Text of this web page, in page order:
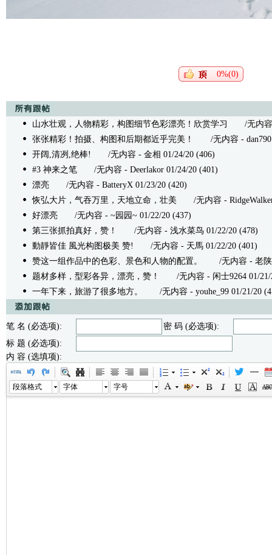
0%(0)
山水壮观，人物精彩，构图细节色彩漂亮！欣赏学习
/无内容 -
张张精彩！拍摄、构图和后期都近乎完美！
/无内容 -
开阔,清冽,绝棒!
/无内容 - 金相 01/24/20 (406)
#3 神来之笔 /无内容 - Deerlakor 01/24/20 (401)
漂亮 /无内容 - BatteryX 01/23/20 (420)
恢弘大片，气吞万里，天地立命，壮美 /无内容 - RidgeWalker
好漂亮 /无内容 - ~园园~ 01/22/20 (437)
第三张抓拍真好，赞！
/无内容 - 浅水菜鸟 01/22/20 (478)
動靜皆佳 風光构图极美 赞!
/无内容 - 天馬 01/22/20 (401)
赞这一组作品中的色彩、景色和人物的配置。
/无内容 - 老陕
题材多样，型彩各异，漂亮，赞！
/无内容 - 闲士9264 01/21/
一年下来，旅游了很多地方。
/无内容 - youhe_99 01/21/20
笔 名 (必选项):
密 码 (必选项):
标 题 (必选项):
内 容 (选填项):
段落格式 字体 字号